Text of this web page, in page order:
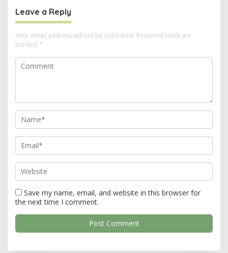
a
v
i
g
a
o
n
Leave a Reply
Your email address will not be published. Required fields are
marked *
Save my name, email, and website in this browser for
the next time I comment.